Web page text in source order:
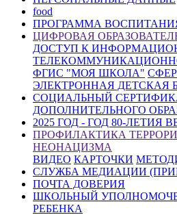
food
ПРОГРАММА
ЦИФРОВАЯ
ДОСТУП К
ФГИС "МОЯ ШКОЛА"
ЭЛЕКТРОННАЯ ДЕТСКАЯ
СОЦИАЛЬНЫЙ
ДОПОЛНИТЕЛЬНОГО
2025 ГОД - ГОД 80-ЛЕТИЯ
ПРОФИЛАКТИКА
НЕОНАЦИЗМА
ВИДЕО КАРТОЧКИ
СЛУЖБА МЕДИАЦИИ
ПОЧТА ДОВЕРИЯ
ШКОЛЬНЫЙ
РЕБЕНКА